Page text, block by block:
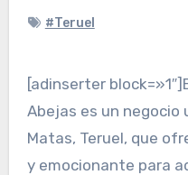
#Teruel
[adinserter
Abejas es un negocio
Matas, Teruel, que
y emocionante para